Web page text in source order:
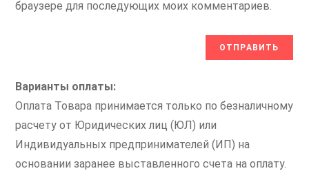
браузере для последующих моих комментариев.
Варианты оплаты:
Оплата Товара принимается только по безналичному
расчету от Юридических лиц (ЮЛ) или
Индивидуальных предпринимателей (ИП) на
основании заранее выставленного счета на оплату.